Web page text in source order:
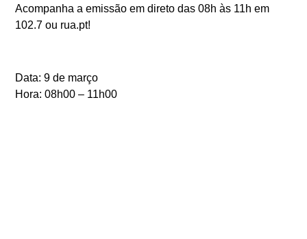
Acompanha a emissão em direto das 08h às 11h em
102.7 ou rua.pt!
Data: 9 de março
Hora: 08h00 – 11h00